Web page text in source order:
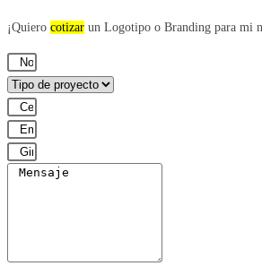
¡Quiero cotizar un Logotipo o Branding para mi